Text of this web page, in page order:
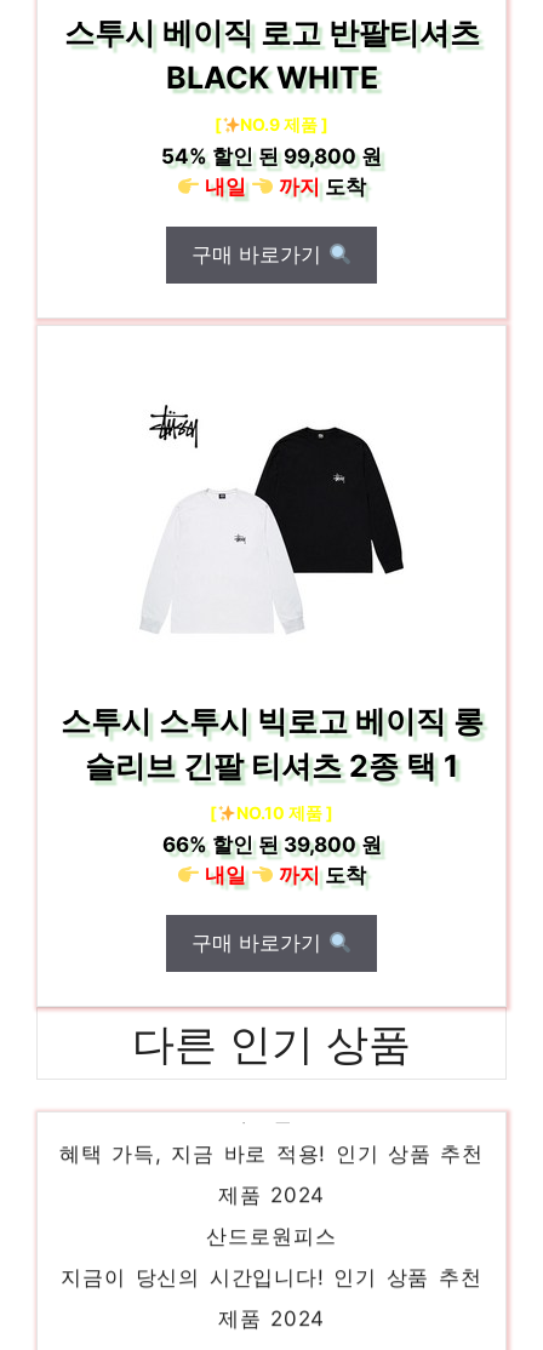
스투시 베이직 로고 반팔티셔츠
BLACK WHITE
[ NO.9 제품 ]
54%할인 된99,800 원
내일
까지도착
구매 바로가기
스투시 스투시 빅로고 베이직 롱
슬리브 긴팔 티셔츠 2종 택 1
[ NO.10 제품 ]
66%할인 된39,800 원
내일
까지도착
구매 바로가기
다른 인기 상품